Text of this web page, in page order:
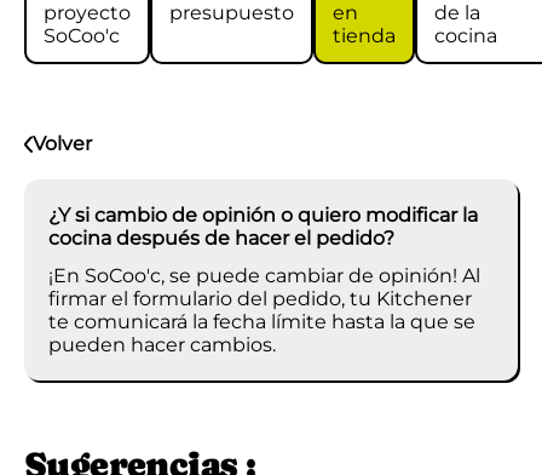
proyecto
SoCoo'c
presupuesto
en
tienda
de la
cocina
Volver
¿Y si cambio de opinión o quiero modificar la
cocina después de hacer el pedido?
¡En SoCoo'c, se puede cambiar de opinión! Al
firmar el formulario del pedido, tu Kitchener
te comunicará la fecha límite hasta la que se
pueden hacer cambios.
Sugerencias :